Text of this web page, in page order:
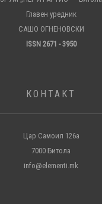
Главен уредник
САШО ОГНЕНОВСКИ
ISSN 2671 - 3950
КОНТАКТ
Цар Самоил 126а
7000 Битола
info@elementi.mk